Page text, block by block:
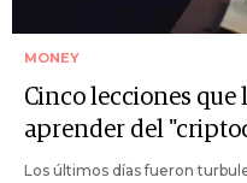
MONEY
Cinco lecciones
aprender del
Los últimos días fueron